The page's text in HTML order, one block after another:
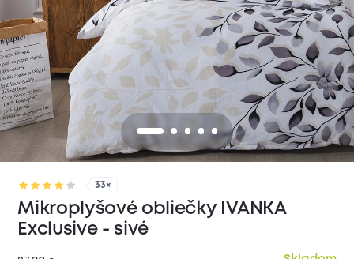
33×
Mikroplyšové obliečky IVANKA
Exclusive - sivé